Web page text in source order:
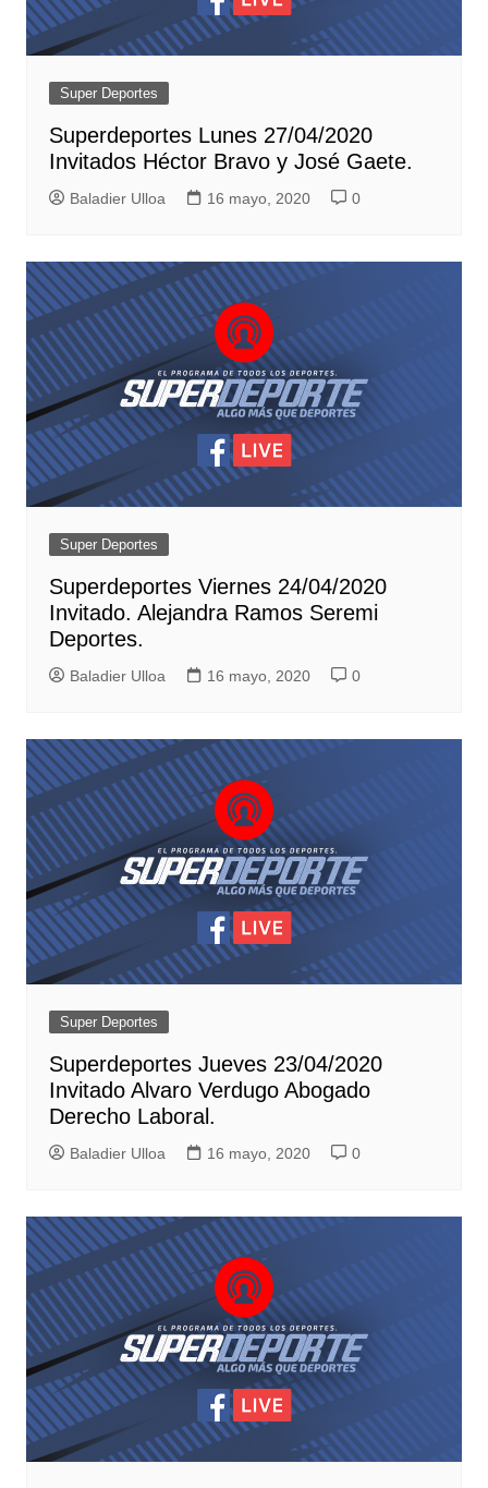
Super Deportes
Superdeportes Lunes 27/04/2020
Invitados Héctor Bravo y José Gaete.
Baladier Ulloa 16 mayo, 2020 0
Super Deportes
Superdeportes Viernes 24/04/2020
Invitado. Alejandra Ramos Seremi
Deportes.
Baladier Ulloa 16 mayo, 2020 0
Super Deportes
Superdeportes Jueves 23/04/2020
Invitado Alvaro Verdugo Abogado
Derecho Laboral.
Baladier Ulloa 16 mayo, 2020 0